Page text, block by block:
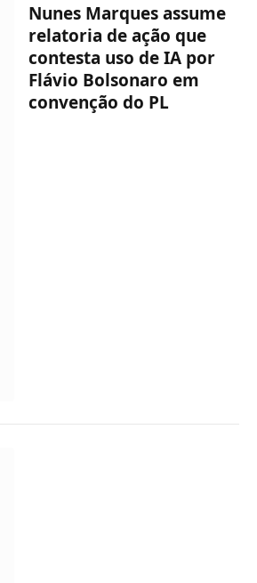
Nunes Marques assume
relatoria de ação que
contesta uso de IA por
Flávio Bolsonaro em
convenção do PL